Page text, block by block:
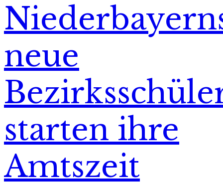
neue
starten ihre
Amtszeit